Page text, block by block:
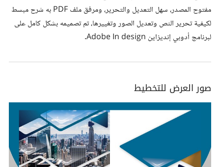
مفتوح المصدر، سهل التعديل والتحرير، ومرفق ملف PDF به شرح مبسط
لكيفية تحرير النص وتعديل الصور وتغييرها، تم تصميمه بشكل كامل على
لبرنامج أدوبي إنديزاين Adobe In design.
صور العرض للتخطيط